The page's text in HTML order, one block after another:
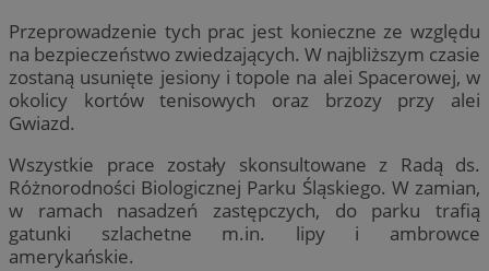
Przeprowadzenie tych prac jest konieczne ze względu
na bezpieczeństwo zwiedzających. W najbliższym czasie
zostaną usunięte jesiony i topole na alei Spacerowej, w
okolicy kortów tenisowych oraz brzozy przy alei
Gwiazd.
Wszystkie prace zostały skonsultowane z Radą ds.
Różnorodności Biologicznej Parku Śląskiego. W zamian,
w ramach nasadzeń zastępczych, do parku trafią
gatunki szlachetne m.in. lipy i ambrowce
amerykańskie.